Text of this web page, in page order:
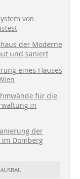
von
der Moderne
und saniert
eines Hauses
für die
in
der
im Domberg